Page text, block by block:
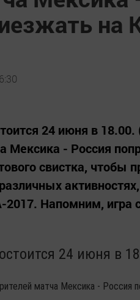
на
24 июня в
Мексика - Россия
свистка, чтобы
Напомним, игра
24 июня в
матча Мексика - Россия